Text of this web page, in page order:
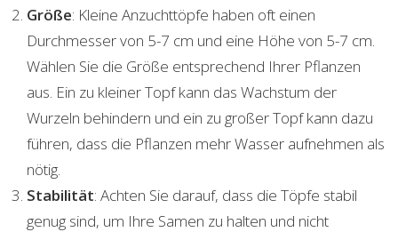
Größe: Kleine Anzuchttöpfe haben oft einen
Durchmesser von 5-7 cm und eine Höhe von 5-7 cm.
Wählen Sie die Größe entsprechend Ihrer Pflanzen
aus. Ein zu kleiner Topf kann das Wachstum der
Wurzeln behindern und ein zu großer Topf kann dazu
führen, dass die Pflanzen mehr Wasser aufnehmen als
nötig.
Stabilität: Achten Sie darauf, dass die Töpfe stabil
genug sind, um Ihre Samen zu halten und nicht